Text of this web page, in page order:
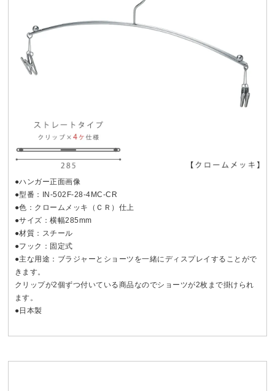
●ハンガー正面画像
●型番：IN-502F-28-4MC-CR
●色：クロームメッキ（ＣＲ）仕上
●サイズ：横幅285mm
●材質：スチール
●フック：固定式
●主な用途：ブラジャーとショーツを一緒にディスプレイすることがで
きます。
クリップが2個ずつ付いている商品なのでショーツが2枚まで掛けられ
ます。
●日本製